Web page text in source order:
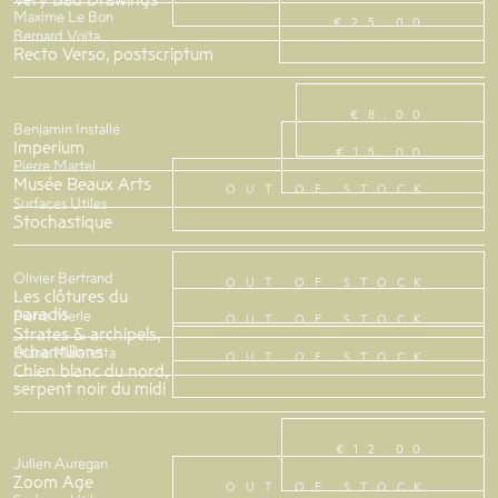
Maxime Le Bon
Bernard Voïta
Recto Verso, postscriptum
€25.00
Benjamin Installé
Imperium
€8.00
Pierre Martel
Musée Beaux Arts
€15.00
Surfaces Utiles
Stochastique
OUT OF STOCK
Olivier Bertrand
Les clôtures du
paradis
OUT OF STOCK
Pierre Merle
Strates & archipels,
échantillons
OUT OF STOCK
Diane Malatesta
Chien blanc du nord,
serpent noir du midi
OUT OF STOCK
Julien Auregan
Zoom Age
€12.00
OUT OF STOCK